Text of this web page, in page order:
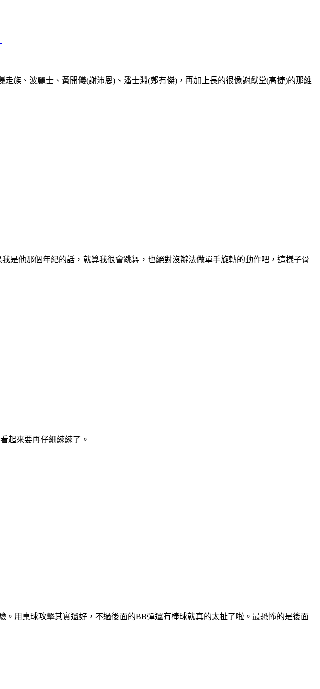
族、波麗士、黃開儀(謝沛恩)、潘士淵(鄭有傑)，再加上長的很像謝獻堂(高捷)的那維
是他那個年紀的話，就算我很會跳舞，也絕對沒辦法做單手旋轉的動作吧，這樣子骨
起來要再仔細練練了。
用桌球攻擊其實還好，不過後面的BB彈還有棒球就真的太扯了啦。最恐怖的是後面